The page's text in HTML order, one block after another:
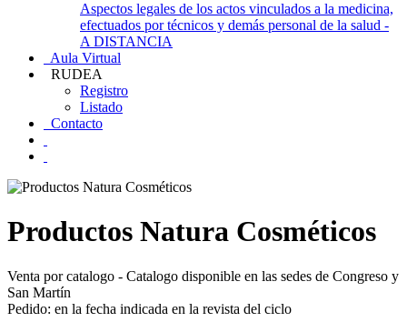
Aspectos legales de los actos vinculados a la medicina,
efectuados por técnicos y demás personal de la salud -
A DISTANCIA
Aula Virtual
RUDEA
Registro
Listado
Contacto
Productos Natura Cosméticos
Venta por catalogo - Catalogo disponible en las sedes de Congreso y
San Martín
Pedido: en la fecha indicada en la revista del ciclo